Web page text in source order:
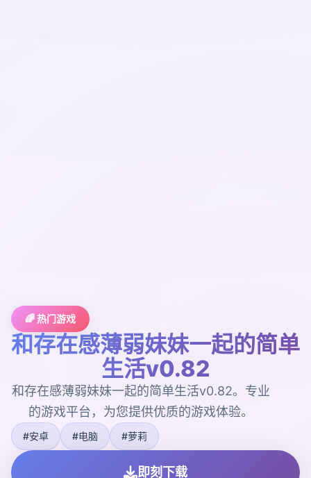
🌈 热门游戏
和存在感薄弱妹妹一起的简单
生活v0.82
和存在感薄弱妹妹一起的简单生活v0.82。专业
的游戏平台，为您提供优质的游戏体验。
#安卓 #电脑 #萝莉
即刻下载